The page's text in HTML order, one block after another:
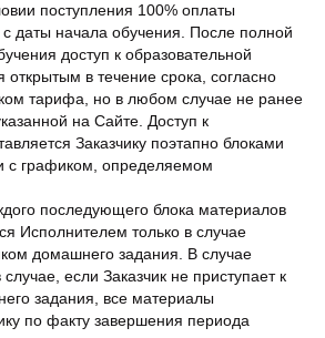
поступления 100% оплаты
даты начала обучения. После полной
доступ к образовательной
в течение срока, согласно
тарифа, но в любом случае не ранее
на Сайте. Доступ к
Заказчику поэтапно блоками
с графиком, определяемом
последующего блока материалов
Исполнителем только в случае
домашнего задания. В случае
если Заказчик не приступает к
задания, все материалы
по факту завершения периода